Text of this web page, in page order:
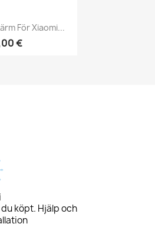
För Xiaomi...
€
köpt. Hjälp och